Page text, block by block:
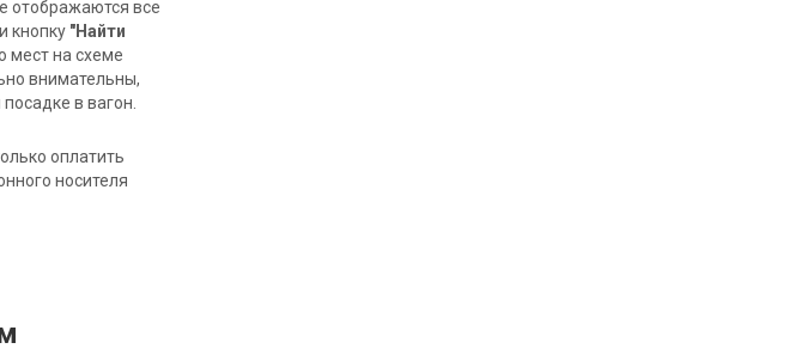
отображаются все
кнопку "Найти
мест на схеме
внимательны,
в вагон.
оплатить
носителя